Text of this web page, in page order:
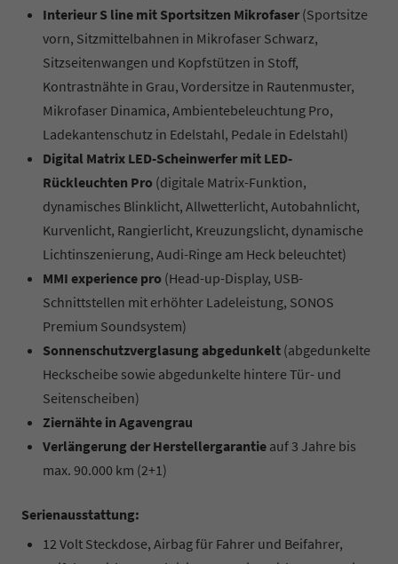
Interieur S line mit Sportsitzen Mikrofaser (Sportsitze
vorn, Sitzmittelbahnen in Mikrofaser Schwarz,
Sitzseitenwangen und Kopfstützen in Stoff,
Kontrastnähte in Grau, Vordersitze in Rautenmuster,
Mikrofaser Dinamica, Ambientebeleuchtung Pro,
Ladekantenschutz in Edelstahl, Pedale in Edelstahl)
Digital Matrix LED-Scheinwerfer mit LED-
Rückleuchten Pro (digitale Matrix-Funktion,
dynamisches Blinklicht, Allwetterlicht, Autobahnlicht,
Kurvenlicht, Rangierlicht, Kreuzungslicht, dynamische
Lichtinszenierung, Audi-Ringe am Heck beleuchtet)
MMI experience pro (Head-up-Display, USB-
Schnittstellen mit erhöhter Ladeleistung, SONOS
Premium Soundsystem)
Sonnenschutzverglasung abgedunkelt (abgedunkelte
Heckscheibe sowie abgedunkelte hintere Tür- und
Seitenscheiben)
Ziernähte in Agavengrau
Verlängerung der Herstellergarantie auf 3 Jahre bis
max. 90.000 km (2+1)
Serienausstattung:
12 Volt Steckdose, Airbag für Fahrer und Beifahrer,